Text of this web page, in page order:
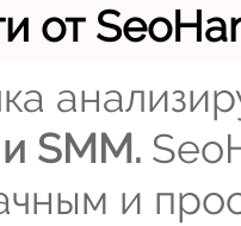
от
SMM.
и